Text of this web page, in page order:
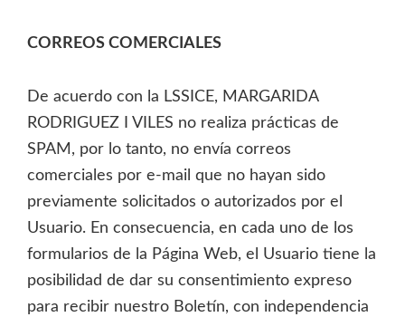
CORREOS COMERCIALES
De acuerdo con la LSSICE, MARGARIDA
RODRIGUEZ I VILES no realiza prácticas de
SPAM, por lo tanto, no envía correos
comerciales por e-mail que no hayan sido
previamente solicitados o autorizados por el
Usuario. En consecuencia, en cada uno de los
formularios de la Página Web, el Usuario tiene la
posibilidad de dar su consentimiento expreso
para recibir nuestro Boletín, con independencia